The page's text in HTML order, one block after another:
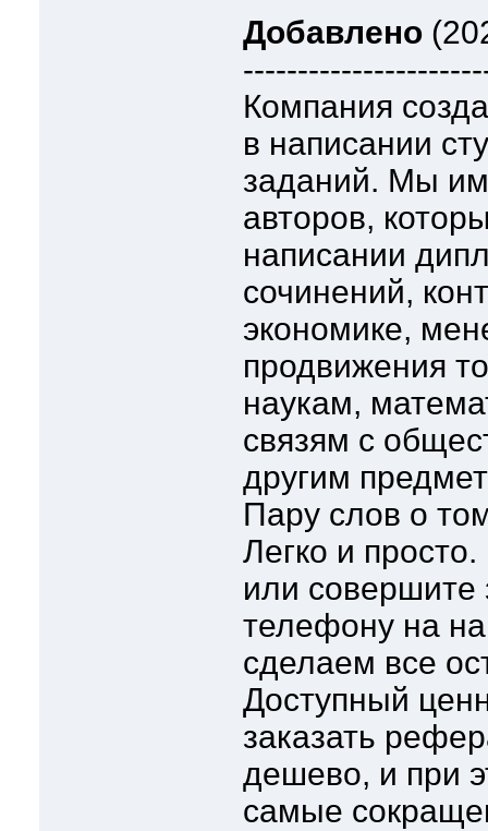
Добавлено
Компания
в написании
заданий. Мы
авторов,
написании
сочинений,
экономике,
продвижения
наукам,
связям с
другим
Пару слов о
Легко и
или совершите
телефону на
сделаем все
Доступный
заказать
дешево, и при
самые